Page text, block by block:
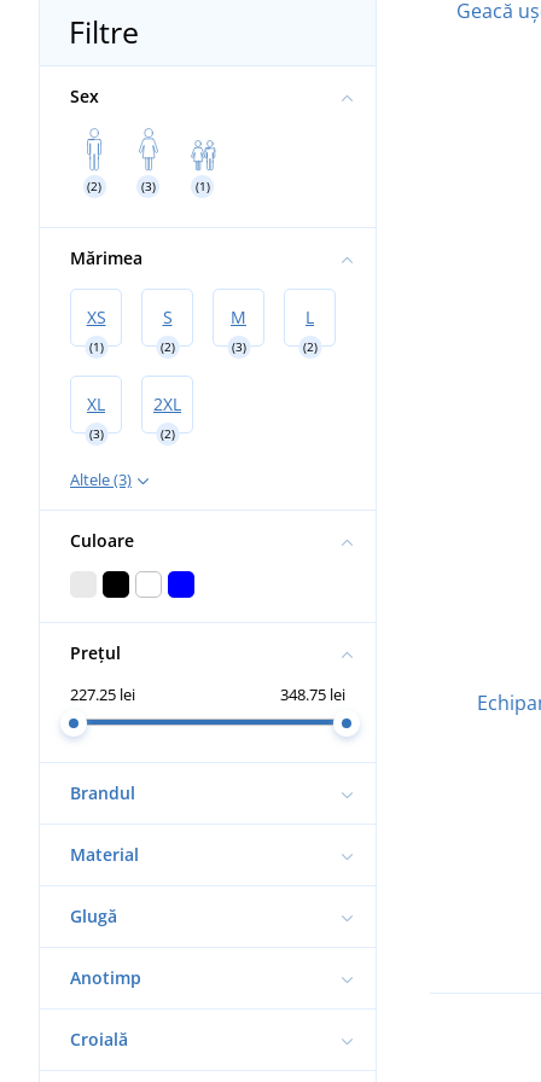
Filtre
Sex
(2) (3) (1)
Mărimea
XS
(1)
S
(2)
M
(3)
L
(2)
XL
(3)
2XL
(2)
Altele (3)
Culoare
Prețul
227.25 lei 348.75 lei
Brandul
Material
Glugă
Anotimp
Croială
Geacă